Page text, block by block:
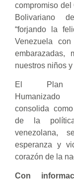
compromiso del
Bolivariano
“forjando la
Venezuela con
embarazadas,
nuestros niños y
El Plan
consolida
de la
venezolana,
esperanza y
corazón de la
Con